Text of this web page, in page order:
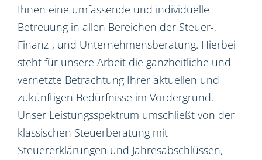
Ihnen eine umfassende und individuelle
Betreuung in allen Bereichen der Steuer-,
Finanz-, und Unternehmensberatung. Hierbei
steht für unsere Arbeit die ganzheitliche und
vernetzte Betrachtung Ihrer aktuellen und
zukünftigen Bedürfnisse im Vordergrund.
Unser Leistungsspektrum umschließt von der
klassischen Steuerberatung mit
Steuererklärungen und Jahresabschlüssen,